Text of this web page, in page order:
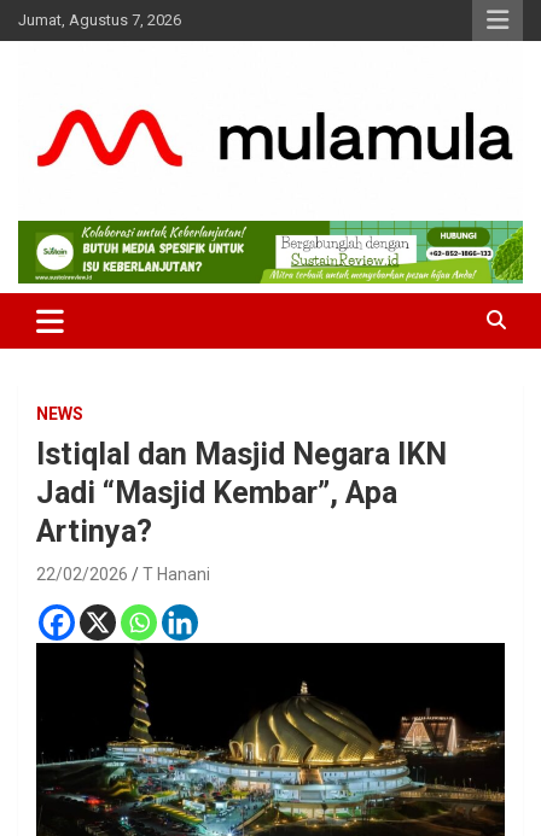
Skip
to
Jumat, Agustus 7, 2026
MulaMula
Medianya para Gen Z
NEWS
Istiqlal dan Masjid Negara IKN
Jadi “Masjid Kembar”, Apa
Artinya?
22/02/2026 T Hanani